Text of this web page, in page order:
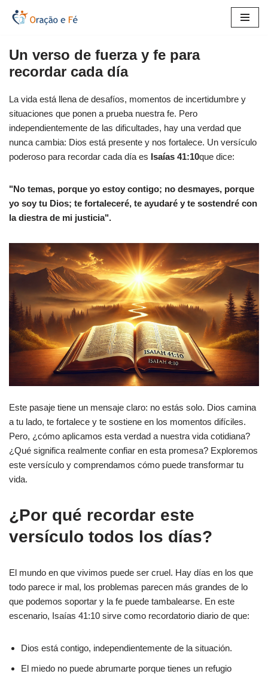
contenido
Un verso de fuerza y fe para
recordar cada día
La vida está llena de desafíos, momentos de incertidumbre y
situaciones que ponen a prueba nuestra fe. Pero
independientemente de las dificultades, hay una verdad que
nunca cambia: Dios está presente y nos fortalece. Un versículo
poderoso para recordar cada día es Isaías 41:10que dice:
"No temas, porque yo estoy contigo; no desmayes, porque
yo soy tu Dios; te fortaleceré, te ayudaré y te sostendré con
la diestra de mi justicia".
Este pasaje tiene un mensaje claro: no estás solo. Dios camina
a tu lado, te fortalece y te sostiene en los momentos difíciles.
Pero, ¿cómo aplicamos esta verdad a nuestra vida cotidiana?
¿Qué significa realmente confiar en esta promesa? Exploremos
este versículo y comprendamos cómo puede transformar tu
vida.
¿Por qué recordar este
versículo todos los días?
El mundo en que vivimos puede ser cruel. Hay días en los que
todo parece ir mal, los problemas parecen más grandes de lo
que podemos soportar y la fe puede tambalearse. En este
escenario, Isaías 41:10 sirve como recordatorio diario de que:
Dios está contigo, independientemente de la situación.
El miedo no puede abrumarte porque tienes un refugio